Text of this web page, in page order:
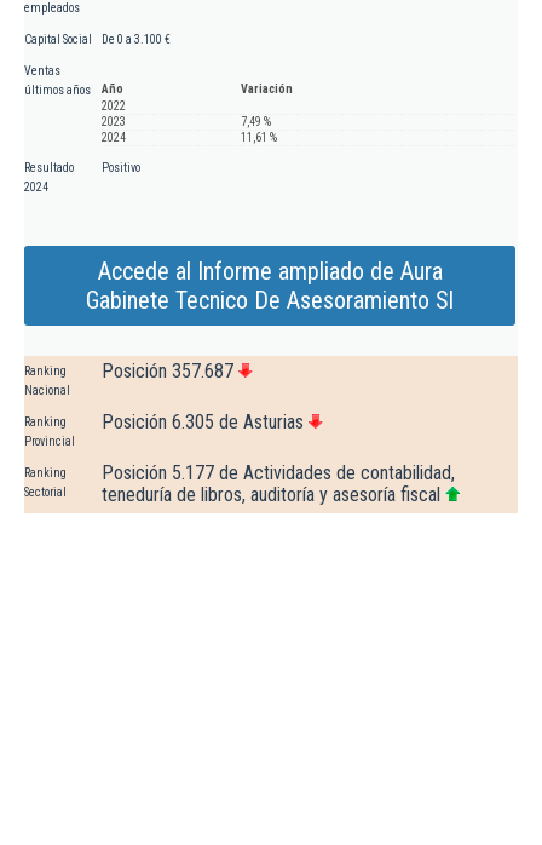
empleados
Capital Social De 0 a 3.100 €
Ventas
últimos años
Año
Variación
2022
2023
7,49 %
2024
11,61 %
Resultado
2024
Positivo
Accede al Informe ampliado de Aura
Gabinete Tecnico De Asesoramiento Sl
Ranking
Nacional
Posición 357.687
Ranking
Provincial
Posición 6.305 de Asturias
Ranking
Sectorial
Posición 5.177 de Actividades de contabilidad,
teneduría de libros, auditoría y asesoría fiscal